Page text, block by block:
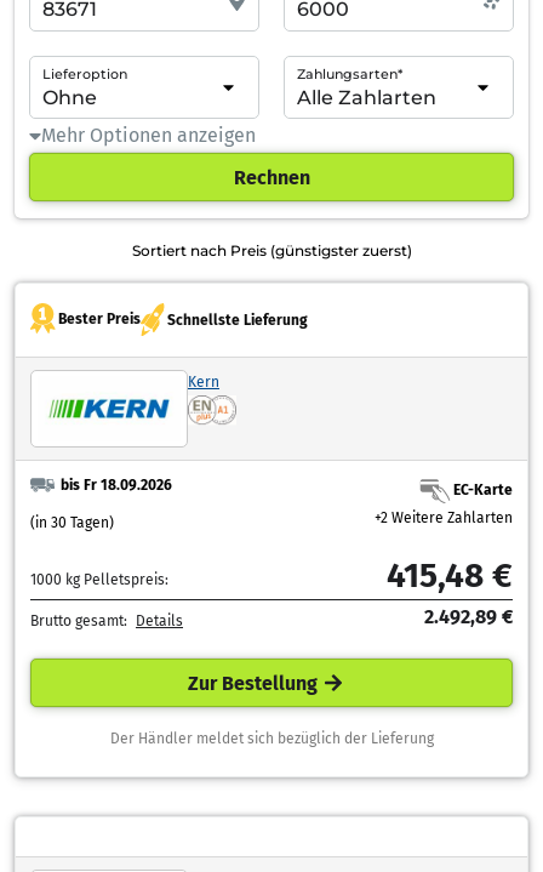
Lieferoption Zahlungsarten*
Mehr Optionen anzeigen
Rechnen
Sortiert nach Preis (günstigster zuerst)
Bester Preis Schnellste Lieferung
Kern
bis Fr 18.09.2026
(in 30 Tagen)
EC-Karte
+2 Weitere Zahlarten
1000 kg Pelletspreis: 415,48 €
Brutto gesamt: Details 2.492,89 €
Zur Bestellung
Der Händler meldet sich bezüglich der Lieferung